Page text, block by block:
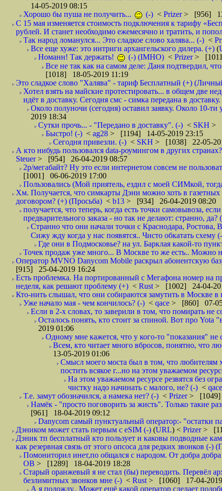
14-05-2019 08:15
Хорошо бы пуша не получить...
(-) < Prizer> [956]
С 15 мая изменяется стоимость подключения к тарифу
рублей. И станет необходимо ежемесячно и тратить, и
Так народ ломанулся... Это сладкое слово халява... (-) <
Все еще хуже: это интриги архангельского дилера. (+) (
Номанн! Так держать!
(-) (IMHO) < Prizer>
Все не так как на самом деле: Даня подтвердил,
[1018] 18-05-2019 11:19
Это сладкое слово "Халява" - тариф Бесплатный (+)
Хотел взять на майские протестировать... в общем две
идёт в доставку. Сегодня смс - симка передана в
Около полуночи (сегодня) оставил заявку. Около 10-ти
2019 18:34
Сутки прочь... - "Передано в доставку". (-) < SKH >
Быстро! (-) < ag28 > [1194] 14-05-2019 23:15
Сегодня привезли. (-) < SKH > [1038] 22-05-
А кто нибудь пользовался data-роумингом в других
Steuer> [954] 26-04-2019 08:57
2р/мегабайт? Ну это если интернетом совсем не
[1001] 06-06-2019 17:00
Пользовались (Мой приятель, ездил с моей СИМкой,
Хм. Получается, что симкарты Дэни можно хоть в газетных
договором? (+) (Просьба) < b13 > [934] 26-04-2019 08:20
получается, что теперь, когда есть точки самовывоза,
предварительного заказа - но так не делают: странно, да?
Странно что они начали точки с Краснодара,
Сижу жду когда у нас появятся.. Чисто обкатать схему
Где они в Подмосковье? на ул. Барклая какой-то
Точек продаж уже много... В Москве то же есть.. Можно
Оператор MVNO Danycom Mobile раскрыл абонентскую
[915] 25-04-2019 16:24
Есть проблемка. На портированный с Мегафона номер на
неделя, как решают проблему (+) < Rust > [1002] 24-04-
Кто-нить слышал, что они собираются замутить в Москве в
Уже начало мая - чем кончилось? (-) < qace > [860] 07-
Если в 2-х словах, то заверили в том, что помирать не
Осталось понять, кто стоит за спиной. Вот про Yota
2019 01:06
Одному мне кажется, что у кого-то "показания" не
Всем, кто читает много вбросов, понятно, что
13-05-2019 01:06
Смысл моего моста был в том, что любителям
постить всякое г...но на этом уважаемом
На этом уважаемом ресурсе резвятся без
чистку надо начинать с малого, не? (-) <
Т.е. замут обозначился, а намека нет? (-) < Prizer> [1049]
Намёк - "просто поговорить за жисть". Только такие
[961] 18-04-2019 09:12
Danycom самый пунктуальный оператор:- "остатки
Дэником может стать первым с еSIM (-) (URL) < Prizer>
Дэник тп бесплатный кто пользует и каковы подводные
как резервная связь от этого опсоса для редких звонков (-)
Помониторил инет,по общался с народом. От добра
ОВ > [1289] 18-04-2019 18:28
Старый оранжевый я не стал (бы) переводить. Перевёл
безлимитных звонков мне (-) < Rust > [1060] 17-04-
А я подожду.. Может ещё какой оператор сделает